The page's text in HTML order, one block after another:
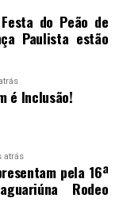
do Peão de
Paulista estão
é Inclusão!
atrás
pela 16ª
Rodeo